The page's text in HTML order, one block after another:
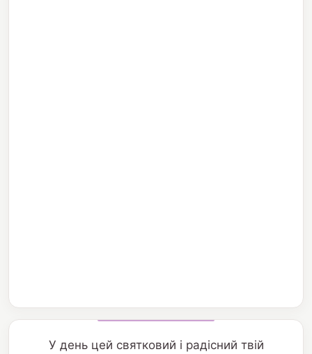
У день цей святковий і радісний твій